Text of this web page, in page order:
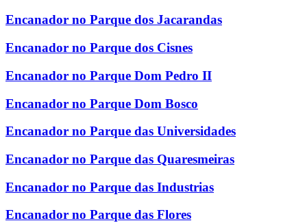
Encanador no Parque dos Jacarandas
Encanador no Parque dos Cisnes
Encanador no Parque Dom Pedro II
Encanador no Parque Dom Bosco
Encanador no Parque das Universidades
Encanador no Parque das Quaresmeiras
Encanador no Parque das Industrias
Encanador no Parque das Flores